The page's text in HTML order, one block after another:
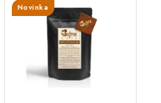
Novinka